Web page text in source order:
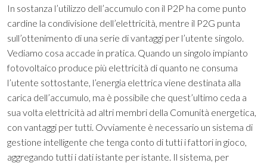
In sostanza l’utilizzo dell’accumulo con il P2P ha come punto
cardine la condivisione dell’elettricità, mentre il P2G punta
sull’ottenimento di una serie di vantaggi per l’utente singolo.
Vediamo cosa accade in pratica. Quando un singolo impianto
fotovoltaico produce più elettricità di quanto ne consuma
l’utente sottostante, l’energia elettrica viene destinata alla
carica dell’accumulo, ma è possibile che quest’ultimo ceda a
sua volta elettricità ad altri membri della Comunità energetica,
con vantaggi per tutti. Ovviamente è necessario un sistema di
gestione intelligente che tenga conto di tutti i fattori in gioco,
aggregando tutti i dati istante per istante. Il sistema, per